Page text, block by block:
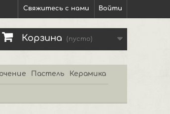
Войти
Свяжитесь с нами
Корзина (пусто)
Пастель Керамика